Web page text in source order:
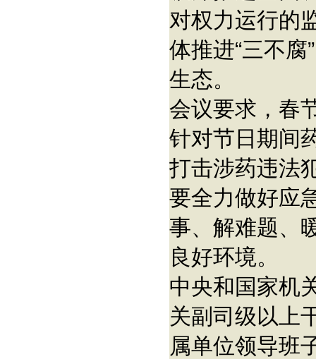
对权力运行的
体推进“三不
生态。
会议要求，春
针对节日期间
打击涉药违法
要全力做好应
事、解难题、
良好环境。
中央和国家机
关副司级以上
属单位领导班